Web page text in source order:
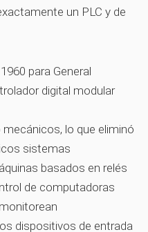
un PLC y de
para General
digital modular
lo que eliminó
sistemas
basados ​​en relés
de computadoras
dispositivos de entrada